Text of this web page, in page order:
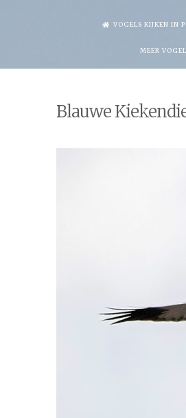
VOGELS KIJKEN IN
MEER
Blauwe